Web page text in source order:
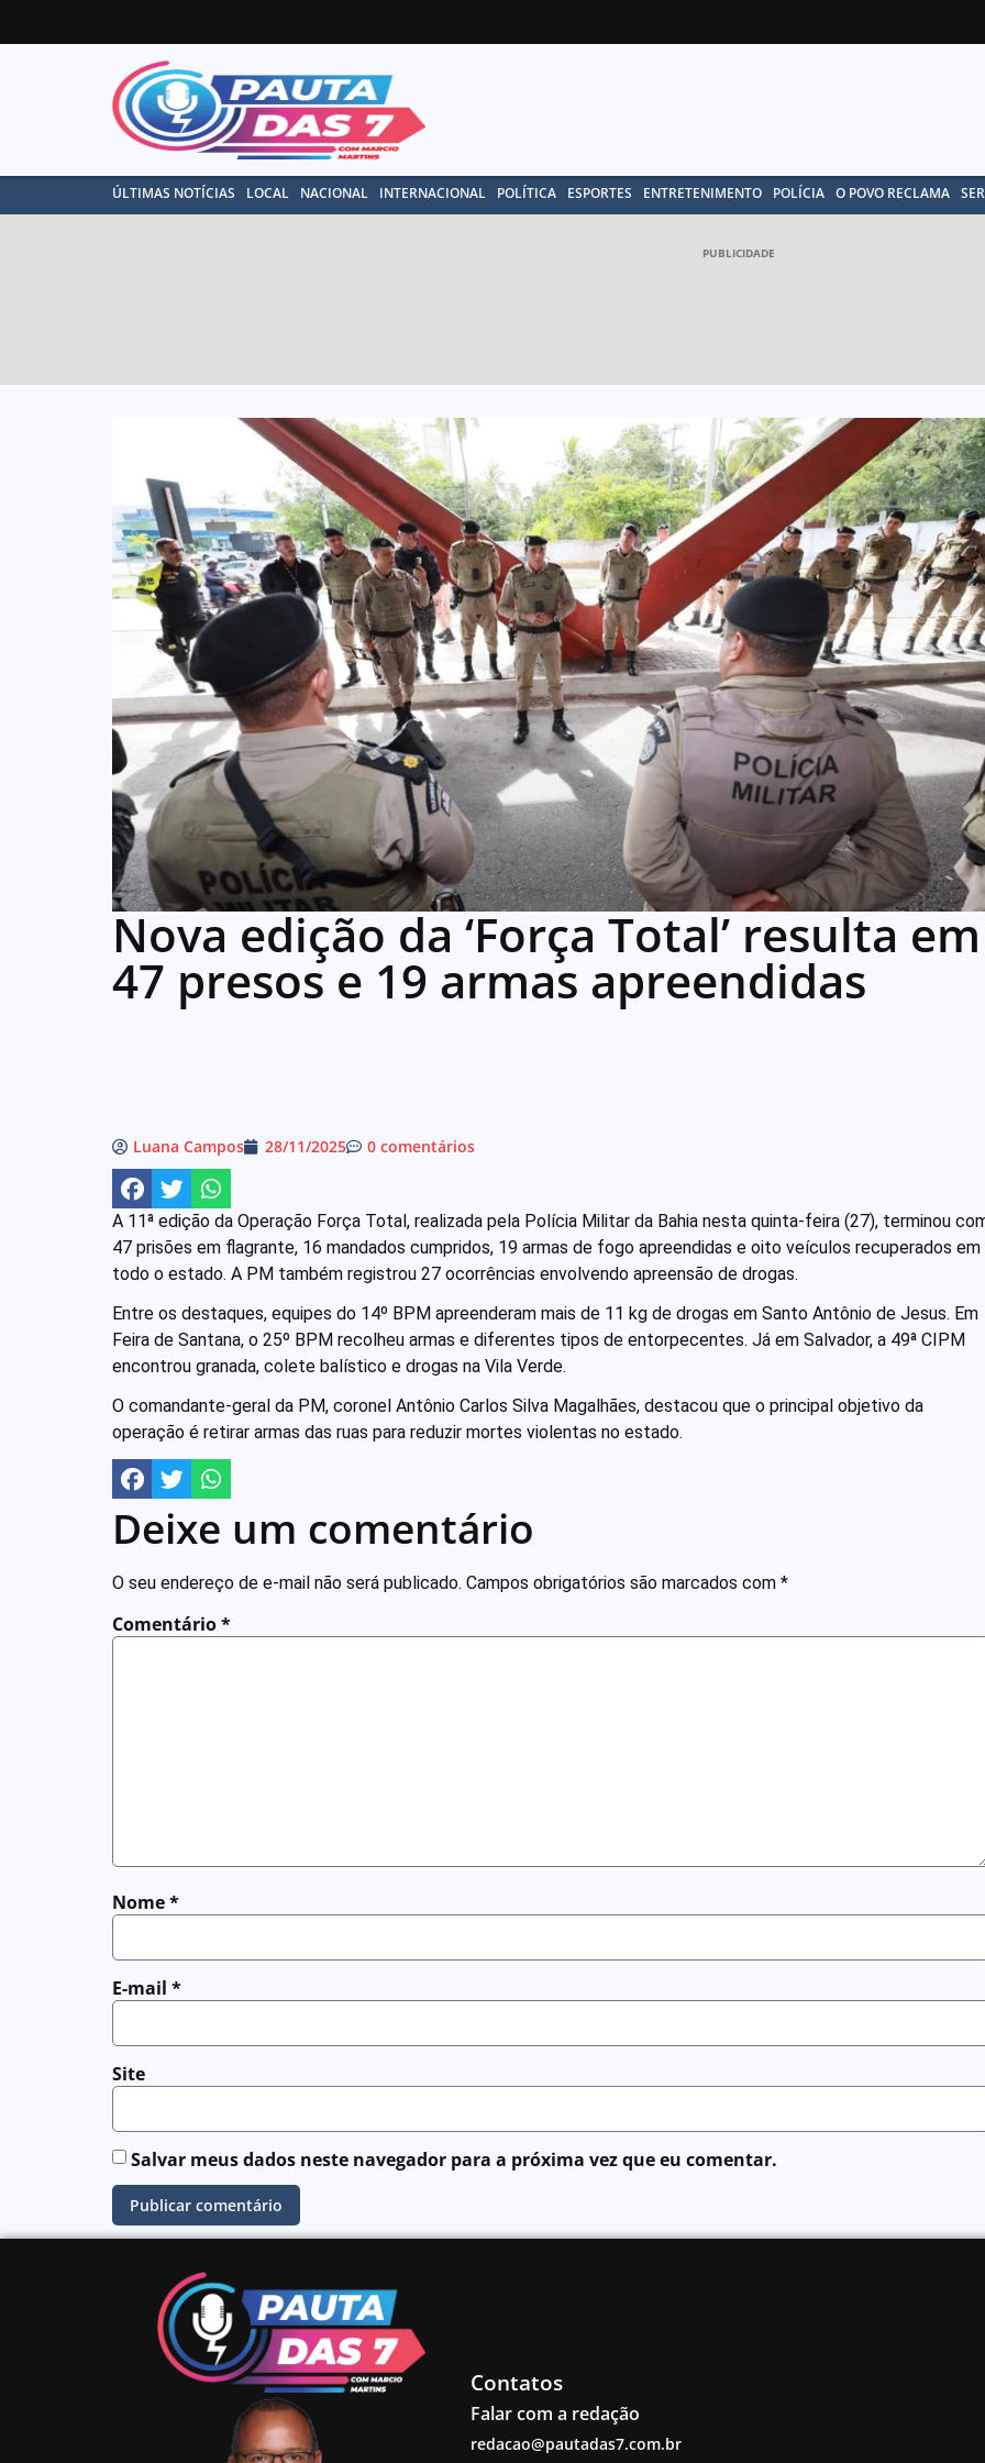
ÚLTIMAS NOTÍCIAS LOCAL NACIONAL INTERNACIONAL POLÍTICA ESPORTES ENTRETENIMENTO POLÍCIA O POVO RECLAMA
PUBLICIDADE
Nova edição da ‘Força Total’ resulta em
47 presos e 19 armas apreendidas
Luana Campos 28/11/2025 0 comentários
A 11ª edição da Operação Força Total, realizada pela Polícia Militar da Bahia nesta quinta-feira (27), terminou
47 prisões em flagrante, 16 mandados cumpridos, 19 armas de fogo apreendidas e oito veículos recuperados em
todo o estado. A PM também registrou 27 ocorrências envolvendo apreensão de drogas.
Entre os destaques, equipes do 14º BPM apreenderam mais de 11 kg de drogas em Santo Antônio de Jesus. Em
Feira de Santana, o 25º BPM recolheu armas e diferentes tipos de entorpecentes. Já em Salvador, a 49ª CIPM
encontrou granada, colete balístico e drogas na Vila Verde.
O comandante-geral da PM, coronel Antônio Carlos Silva Magalhães, destacou que o principal objetivo da
operação é retirar armas das ruas para reduzir mortes violentas no estado.
Deixe um comentário
O seu endereço de e-mail não será publicado. Campos obrigatórios são marcados com *
Comentário*
Nome*
E-mail *
Site
Salvar meus dados neste navegador para a próxima vez que eu comentar.
Contatos
Falar com a redação
redacao@pautadas7.com.br